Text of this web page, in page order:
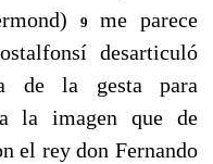
9
me parece
desarticuló
de la gesta para
la imagen que de
el rey don Fernando